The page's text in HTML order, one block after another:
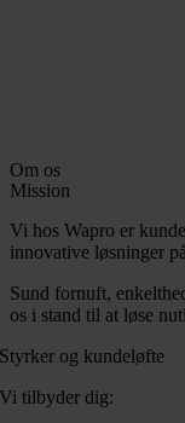
Om os
Mission
Vi hos Wapro er
innovative løsninger
Sund fornuft,
os i stand til at løse
Styrker og kundeløfte
Vi tilbyder dig: